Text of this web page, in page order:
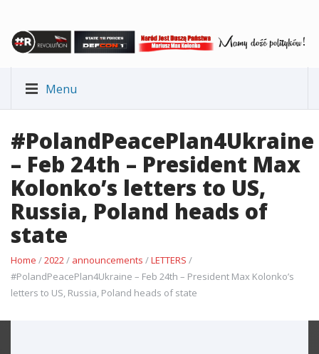
Menu
#PolandPeacePlan4Ukraine
– Feb 24th – President Max
Kolonko’s letters to US,
Russia, Poland heads of
state
Home /2022/ announcements /LETTERS /
#PolandPeacePlan4Ukraine – Feb 24th – President Max Kolonko’s
letters to US, Russia, Poland heads of state